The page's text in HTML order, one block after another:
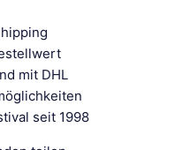
mit DHL
seit 1998